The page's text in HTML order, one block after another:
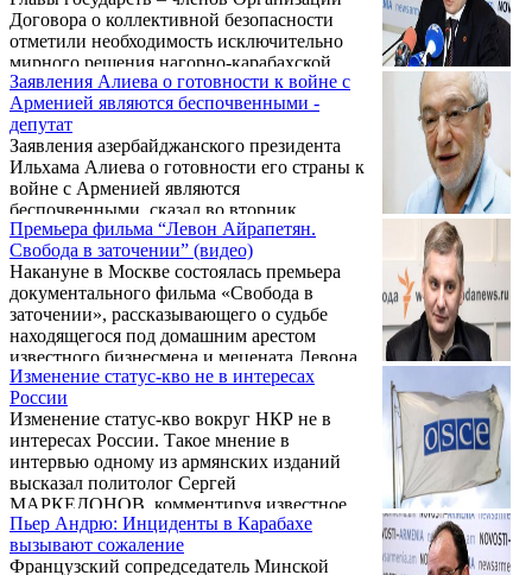
Договора о коллективной безопасности
отметили необходимость исключительно
мирного решения нагорно-карабахской
проблемы. Об этом говорится в заявлении
глав государств ОДКБ по итогам заседания
Совета коллективной безопасности
организации, прошедшего в Москве 23
декабря.
Заявления Алиева о готовности к войне с
Арменией являются беспочвенными -
депутат
Заявления азербайджанского президента
Ильхама Алиева о готовности его страны к
войне с Арменией являются
беспочвенными, сказал во вторник
журналистам председатель постоянной
комиссии НС Армении по вопросам науки,
образования, культуры, молодежи и спорта
Артак Давтян, подводя итоги 2014 года.
Премьера фильма “Левон Айрапетян.
Свобода в заточении” (видео)
Накануне в Москве состоялась премьера
документального фильма «Свобода в
заточении», рассказывающего о судьбе
находящегося под домашним арестом
известного бизнесмена и мецената Левона
Айрапетяна. Зрителю открывается его
жизнь, мировоззрение и реализованные
инициативы. В фильме проливается свет на
некоторые аспекты уголовного дела, по
которому проходит Левон Айрапетян. Об
отношении к нему в ленте высказываются
представители российской политической и
культурной элиты, в том числе министр
иностранных ...
Изменение статус-кво не в интересах
России
Изменение статус-кво вокруг НКР не в
интересах России. Такое мнение в
интервью одному из армянских изданий
высказал политолог Сергей
МАРКЕДОНОВ, комментируя известное
заявление замминистра иностранных дел
Азербайджана по поводу того, что
российско-турецкое сотрудничество
Пьер Андрю: Инциденты в Карабахе
вызывают сожаление
Французский сопредседатель Минской